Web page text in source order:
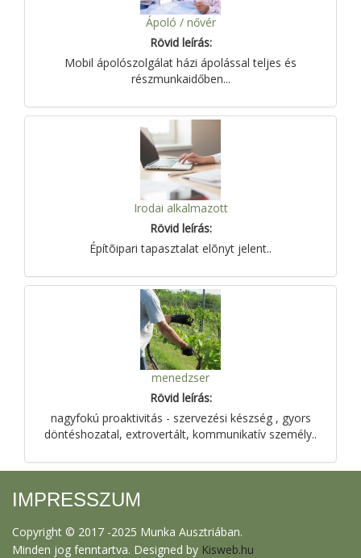
Ápoló / nővér
Rövid leírás:
Mobil ápolószolgálat házi ápolással teljes és
részmunkaidőben...
Irodai alkalmazott
Rövid leírás:
Építõipari tapasztalat elõnyt jelent..
menedzser
Rövid leírás:
nagyfokú proaktivitás - szervezési készség , gyors
döntéshozatal, extrovertált, kommunikatív személy..
IMPRESSZUM
Copyright © 2017 -2025 Munka Ausztriában.
Minden jog fenntartva. Designed by Kisweb.hu